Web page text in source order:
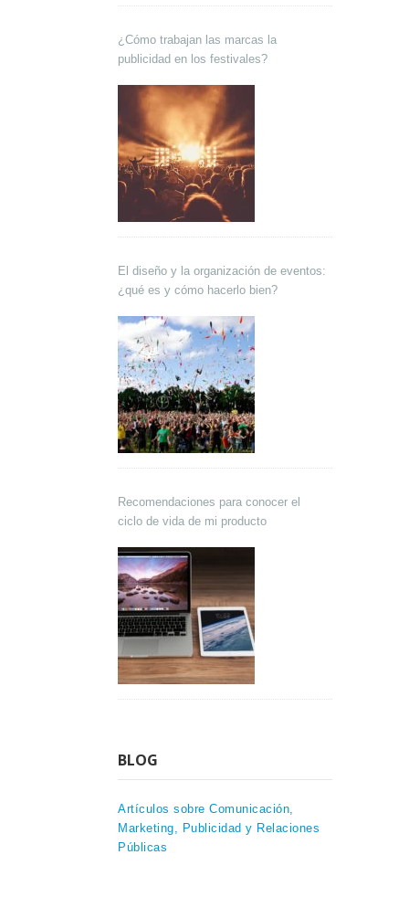
¿Cómo trabajan las marcas la
publicidad en los festivales?
El diseño y la organización de eventos:
¿qué es y cómo hacerlo bien?
Recomendaciones para conocer el
ciclo de vida de mi producto
BLOG
Artículos sobre Comunicación,
Marketing, Publicidad y Relaciones
Públicas